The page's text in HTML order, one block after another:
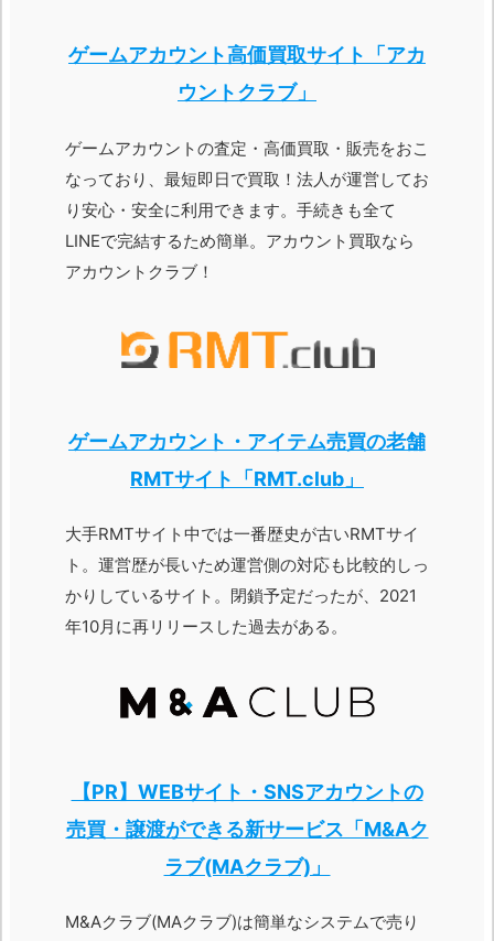
ゲームアカウント高価買取サイト「アカ
ウントクラブ」
ゲームアカウントの査定・高価買取・販売をおこ
なっており、最短即日で買取！法人が運営してお
り安心・安全に利用できます。手続きも全て
LINEで完結するため簡単。アカウント買取なら
アカウントクラブ！
ゲームアカウント・アイテム売買の老舗
RMTサイト「RMT.club」
大手RMTサイト中では一番歴史が古いRMTサイ
ト。運営歴が長いため運営側の対応も比較的しっ
かりしているサイト。閉鎖予定だったが、2021
年10月に再リリースした過去がある。
【PR】WEBサイト・SNSアカウントの
売買・譲渡ができる新サービス「M&Aク
ラブ(MAクラブ)」
M&Aクラブ(MAクラブ)は簡単なシステムで売り